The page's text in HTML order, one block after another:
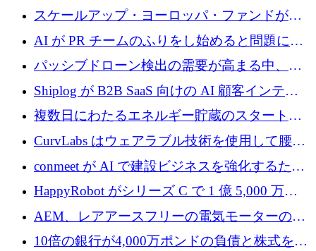
タートアップをシリーズAからBまで支援する
ために2億5,000万ドルのファンドIVを閉鎖
スケールアップ・ヨーロッパ・ファンドが初
の投資を行い、Iceeyeの10億ユーロのラウンド
を共同主導
AI が PR チームのふりをし始めると問題にな
ります
パッシブドローン検出の需要が高まる中、
Monava が資金調達ラウンドを終了
Shiplog が B2B SaaS 向けの AI 顧客インテリ
ジェンスを構築するために 100 万ドルを調達
複数日にわたるエネルギー貯蔵のスタートア
ップ、Ore Energy が新たな投資ラウンドで
4,300 万ドルを獲得
CurvLabs はウェアラブル技術を使用して腰痛
治療をどのように再考しているか
conmeet が AI で建設ビジネスを強化するため
に 600 万ユーロを調達
HappyRobot がシリーズ C で 1 億 5,000 万ド
ルを獲得し、企業運営向けにエージェント AI
を拡張
AEM、レアアースフリーの電気モーターの革
新を加速するために1,600万ポンドを確保
10倍の銀行が4,000万ポンドの負債と株式を調